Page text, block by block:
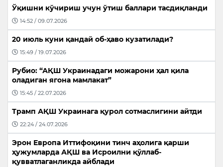
Ўқишни кўчириш учун ўтиш баллари тасдиқланди
14:52 / 09.07.2026
20 июль куни қандай об-ҳаво кузатилади?
15:49 / 19.07.2026
Рубио: “АҚШ Украинадаги можарони ҳал қила
оладиган ягона мамлакат”
15:45 / 22.07.2026
Трамп АҚШ Украинага қурол сотмаслигини айтди
22:24 / 24.07.2026
Эрон Европа Иттифоқини тинч аҳолига қарши
ҳужумларда АҚШ ва Исроилни қўллаб-
қувватлаганликда айблади